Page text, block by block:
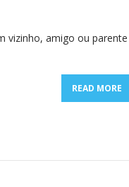
vizinho, amigo ou parente
READ MORE